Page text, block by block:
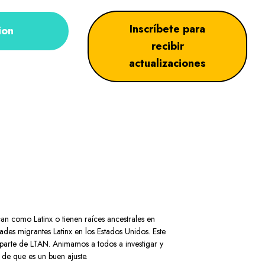
Inscríbete para
recibir
actualizaciones
como Latinx o tienen raíces ancestrales en
migrantes Latinx en los Estados Unidos. Este
de LTAN. Animamos a todos a investigar y
que es un buen ajuste.